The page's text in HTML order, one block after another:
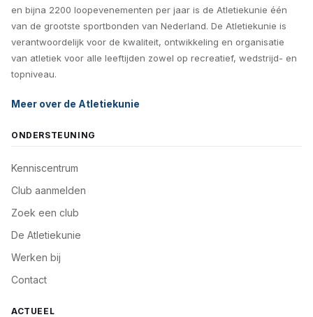
en bijna 2200 loopevenementen per jaar is de Atletiekunie één
van de grootste sportbonden van Nederland. De Atletiekunie is
verantwoordelijk voor de kwaliteit, ontwikkeling en organisatie
van atletiek voor alle leeftijden zowel op recreatief, wedstrijd- en
topniveau.
Meer over de Atletiekunie
ONDERSTEUNING
Kenniscentrum
Club aanmelden
Zoek een club
De Atletiekunie
Werken bij
Contact
ACTUEEL